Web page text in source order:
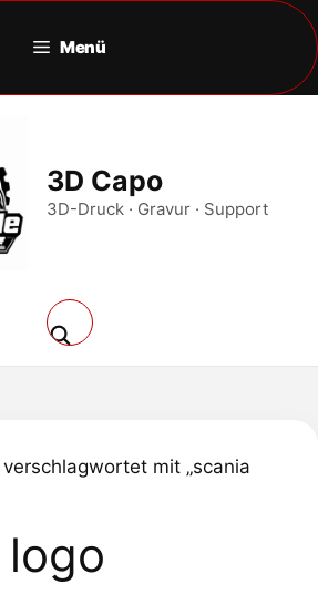
Menü
3D Capo
3D-Druck · Gravur · Support
mit „scania